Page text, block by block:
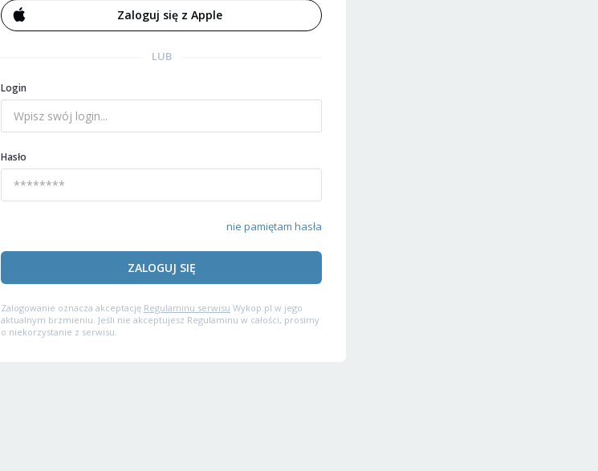
Zaloguj się z Apple
LUB
Login
Hasło
nie pamiętam hasła
ZALOGUJ SIĘ
Zalogowanie oznacza akceptację Regulaminu serwisu Wykop.pl w jego
aktualnym brzmieniu. Jeśli nie akceptujesz Regulaminu w całości, prosimy
o niekorzystanie z serwisu.